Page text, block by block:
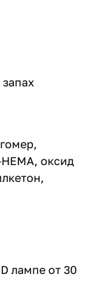
НЕМА, оксид
лампе от 30